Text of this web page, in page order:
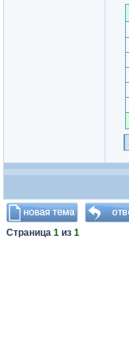
Страница 1 из 1